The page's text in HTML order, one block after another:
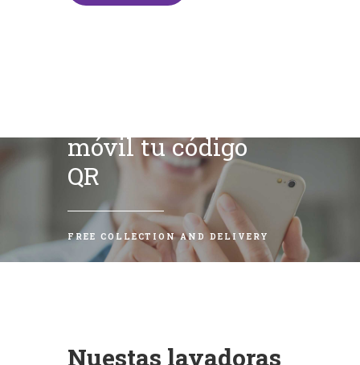
móvil tu código
QR
FREE COLLECTION AND DELIVERY
Nuestas lavadoras